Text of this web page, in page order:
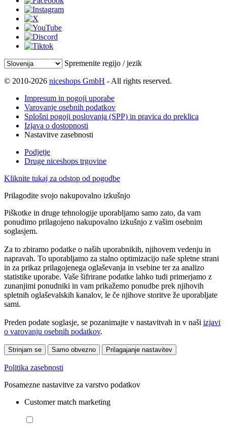
Spremenite regijo / jezik
© 2010-2026 niceshops GmbH - All rights reserved.
Impresum in pogoji uporabe
Varovanje osebnih podatkov
Splošni pogoji poslovanja (SPP) in pravica do preklica
Izjava o dostopnosti
Nastavitve zasebnosti
Podjetje
Druge niceshops trgovine
Kliknite tukaj za odstop od pogodbe
Prilagodite svojo nakupovalno izkušnjo
Piškotke in druge tehnologije uporabljamo samo zato, da vam
ponudimo prilagojeno nakupovalno izkušnjo z vašim osebnim
soglasjem.
Za to zbiramo podatke o naših uporabnikih, njihovem vedenju in
napravah. To uporabljamo za stalno optimizacijo naše spletne strani
in za prikaz prilagojenega oglaševanja in vsebine ter za analizo
statistike uporabe. Vaše šifrirane podatke lahko tudi primerjamo z
zunanjimi ponudniki in vam prikažemo ponudbe prek njihovih
spletnih oglaševalskih kanalov, le če njihove storitve že uporabljate
sami.
Preden podate soglasje, se pozanimajte v nastavitvah in v naši izjavi
o varovanju osebnih podatkov.
Strinjam se Samo obvezno Prilagajanje nastavitev
Politika zasebnosti
Posamezne nastavitve za varstvo podatkov
Customer match marketing